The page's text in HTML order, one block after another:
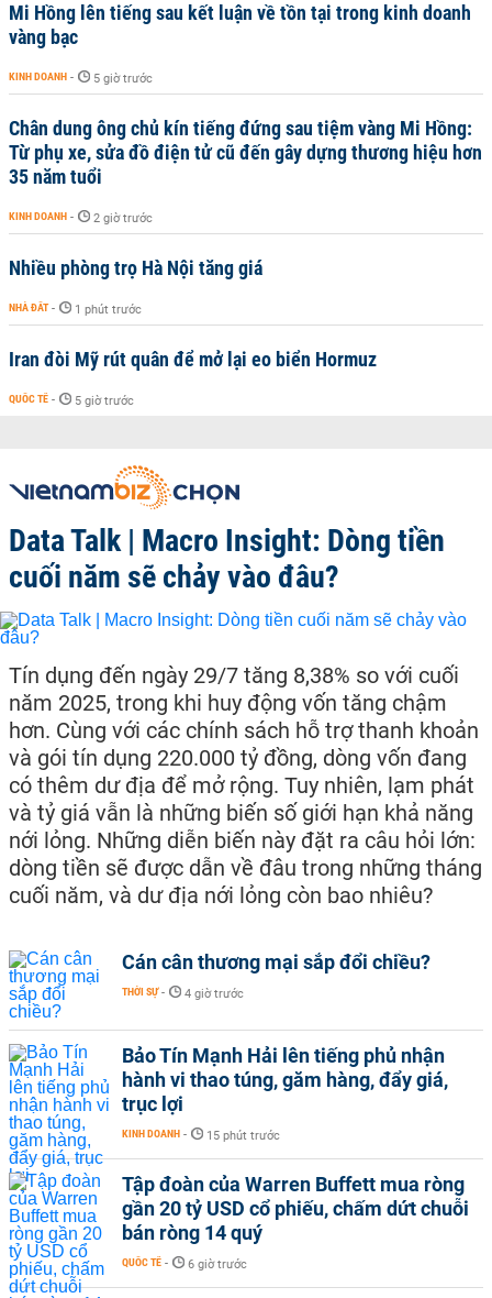
Mi Hồng lên tiếng sau kết luận về tồn tại trong kinh doanh
vàng bạc
KINH DOANH - 5 giờ trước
Chân dung ông chủ kín tiếng đứng sau tiệm vàng Mi Hồng:
Từ phụ xe, sửa đồ điện tử cũ đến gây dựng thương hiệu hơn
35 năm tuổi
KINH DOANH - 2 giờ trước
Nhiều phòng trọ Hà Nội tăng giá
NHÀ ĐẤT - 1 phút trước
Iran đòi Mỹ rút quân để mở lại eo biển Hormuz
QUỐC TẾ - 5 giờ trước
Data Talk | Macro Insight: Dòng tiền
cuối năm sẽ chảy vào đâu?
Tín dụng đến ngày 29/7 tăng 8,38% so với cuối
năm 2025, trong khi huy động vốn tăng chậm
hơn. Cùng với các chính sách hỗ trợ thanh khoản
và gói tín dụng 220.000 tỷ đồng, dòng vốn đang
có thêm dư địa để mở rộng. Tuy nhiên, lạm phát
và tỷ giá vẫn là những biến số giới hạn khả năng
nới lỏng. Những diễn biến này đặt ra câu hỏi lớn:
dòng tiền sẽ được dẫn về đâu trong những tháng
cuối năm, và dư địa nới lỏng còn bao nhiêu?
Cán cân thương mại sắp đổi chiều?
THỜI SỰ - 4 giờ trước
Bảo Tín Mạnh Hải lên tiếng phủ nhận
hành vi thao túng, găm hàng, đẩy giá,
trục lợi
KINH DOANH - 15 phút trước
Tập đoàn của Warren Buffett mua ròng
gần 20 tỷ USD cổ phiếu, chấm dứt chuỗi
bán ròng 14 quý
QUỐC TẾ - 6 giờ trước